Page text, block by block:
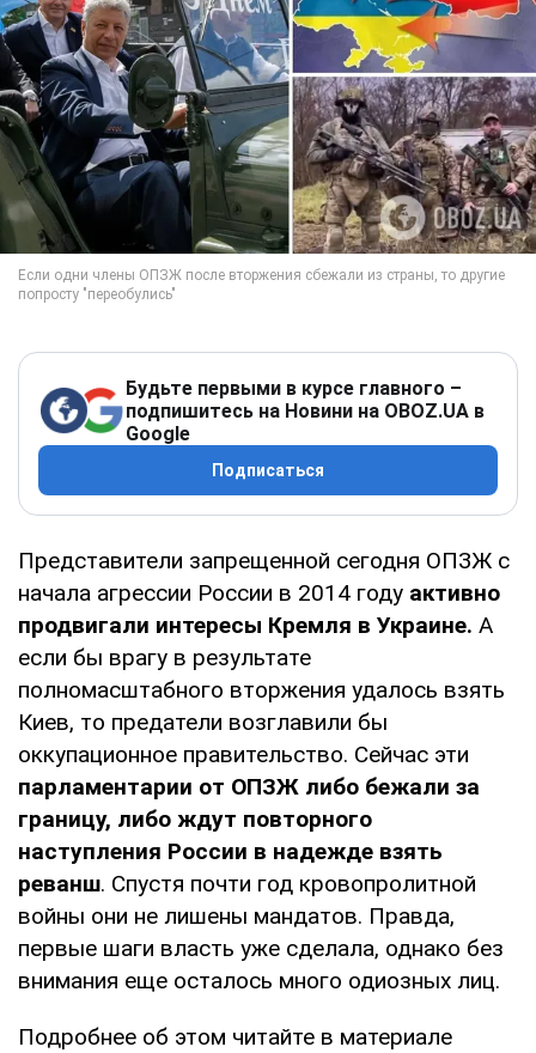
Будьте первыми в курсе главного –
подпишитесь на Новини на OBOZ.UA в
Google
Подписаться
Представители запрещенной сегодня ОПЗЖ с
начала агрессии России в 2014 году активно
продвигали интересы Кремля в Украине. А
если бы врагу в результате
полномасштабного вторжения удалось взять
Киев, то предатели возглавили бы
оккупационное правительство. Сейчас эти
парламентарии от ОПЗЖ либо бежали за
границу, либо ждут повторного
наступления России в надежде взять
реванш. Спустя почти год кровопролитной
войны они не лишены мандатов. Правда,
первые шаги власть уже сделала, однако без
внимания еще осталось много одиозных лиц.
Подробнее об этом читайте в материале